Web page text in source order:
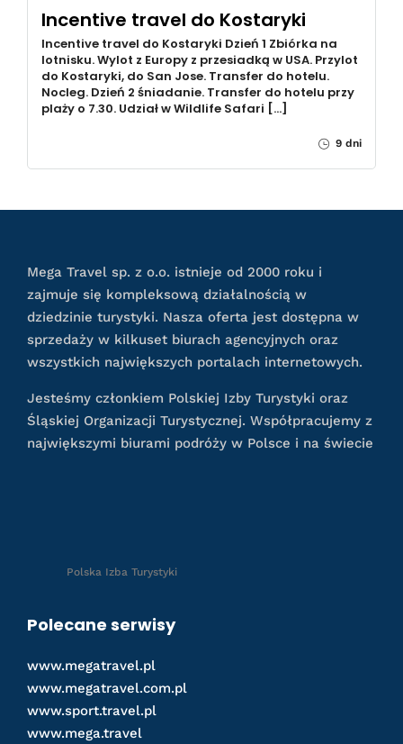
Incentive travel do Kostaryki
Incentive travel do Kostaryki Dzień 1 Zbiórka na
lotnisku. Wylot z Europy z przesiadką w USA. Przylot
do Kostaryki, do San Jose. Transfer do hotelu.
Nocleg. Dzień 2 śniadanie. Transfer do hotelu przy
plaży o 7.30. Udział w Wildlife Safari […]
9 dni
Mega Travel sp. z o.o. istnieje od 2000 roku i
zajmuje się kompleksową działalnością w
dziedzinie turystyki. Nasza oferta jest dostępna w
sprzedaży w kilkuset biurach agencyjnych oraz
wszystkich największych portalach internetowych.
Jesteśmy członkiem Polskiej Izby Turystyki oraz
Śląskiej Organizacji Turystycznej. Współpracujemy z
największymi biurami podróży w Polsce i na świecie
Polska Izba Turystyki
Polecane serwisy
www.megatravel.pl
www.megatravel.com.pl
www.sport.travel.pl
www.mega.travel